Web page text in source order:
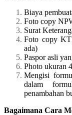
Biaya
Foto copy
Surat
Foto copy
ada)
Paspor asli
Photo ukuran
Mengisi
dalam
penambahan
Bagaimana Cara